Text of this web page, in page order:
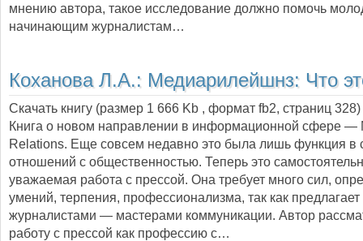
мнению автора, такое исследование должно помочь
начинающим журналистам…
Коханова Л.А.: Медиарилейшнз: Что
Скачать книгу (размер 1 666 Kb , формат fb2, страниц 328
Книга о новом направлении в информационной сфере —
Relations. Еще совсем недавно это была лишь функция в
отношений с общественностью. Теперь это
уважаемая работа с прессой. Она требует много сил,
умений, терпения, профессионализма, так как предлагает
журналистами — мастерами коммуникации. Автор
работу с прессой как профессию с…